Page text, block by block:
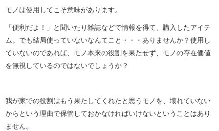
モノは使用してこそ意味があります。
「便利だよ！」と聞いたり雑誌などで情報を得て、購入したアイテ
ム。でも結局使っていないなんてこと・・・ありませんか？使用し
ていないのであれば、モノ本来の役割を果たせず、モノの存在価値
を無視しているのではないでしょうか？
我が家での役割はもう果たしてくれたと思うモノを、壊れていない
からという理由で保管しておかなければいけないということはあり
ません。